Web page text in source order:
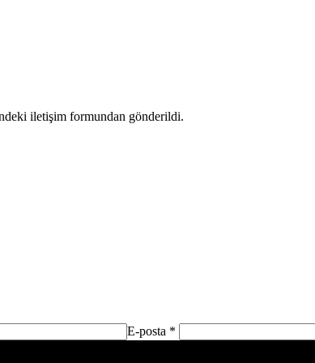
iletişim formundan gönderildi.
E-posta *